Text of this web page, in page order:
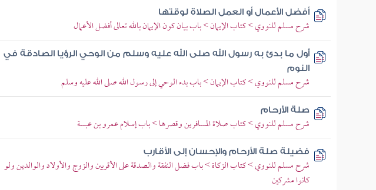
أفضل الأعمال أو العمل الصلاة لوقتها
شرح مسلم للنووي > كتاب الإيمان > باب بيان كون الإيمان بالله تعالى أفضل الأعمال
أول ما بدئ به رسول الله صلى الله عليه وسلم من الوحي الرؤيا الصادقة في
النوم
شرح مسلم للنووي > كتاب الإيمان > باب بدء الوحي إلى رسول الله صلى الله عليه وسلم
صلة الأرحام
شرح مسلم للنووي > كتاب صلاة المسافرين وقصرها > باب إسلام عمرو بن عبسة
فضيلة صلة الأرحام والإحسان إلى الأقارب
شرح مسلم للنووي > كتاب الزكاة > باب فضل النفقة والصدقة على الأقربين والزوج والأولاد والوالدين ولو
كانوا مشركين